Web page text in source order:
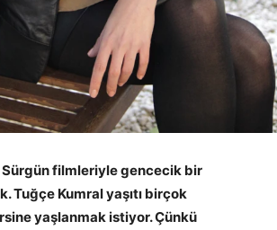
Sürgün filmleriyle gencecik bir
Tuğçe Kumral yaşıtı birçok
yaşlanmak istiyor. Çünkü